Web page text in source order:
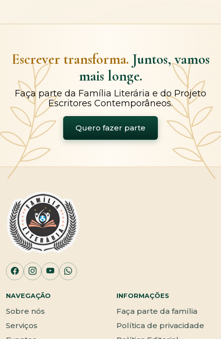
Escrever transforma. Juntos, vamos
mais longe.
Faça parte da Família Literária e do Projeto
Escritores Contemporâneos.
Quero fazer parte
NAVEGAÇÃO
Sobre nós
Serviços
INFORMAÇÕES
Faça parte da família
Política de privacidade